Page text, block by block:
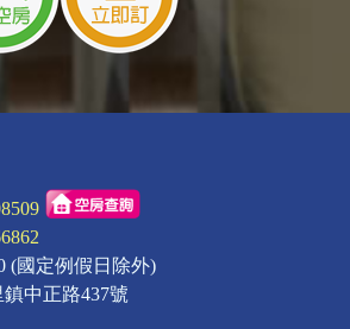
言，只有版主能看見
-2人床上下鋪4床，可睡4~8人。
。有專屬客廳-可打麻將(旋翼式過山車
將桌)。
_202貴賓家庭房-(4+2人大套房_1間)＋(2
_1間)＋(4人親子大套房_1間)乾溼分離
房，可入住10~12位。
吧台-提供飲料點心膠囊咖啡。
(國定例假日除外)
中正路437號